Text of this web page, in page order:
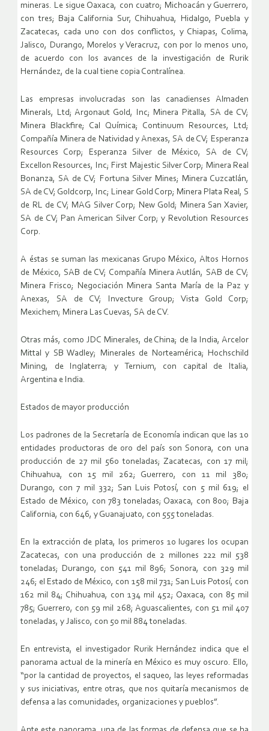
mineras. Le sigue Oaxaca, con cuatro; Michoacán y Guerrero,
con tres; Baja California Sur, Chihuahua, Hidalgo, Puebla y
Zacatecas, cada uno con dos conflictos, y Chiapas, Colima,
Jalisco, Durango, Morelos y Veracruz, con por lo menos uno,
de acuerdo con los avances de la investigación de Rurik
Hernández, de la cual tiene copia Contralínea.
Las empresas involucradas son las canadienses Almaden
Minerals, Ltd; Argonaut Gold, Inc; Minera Pitalla, SA de CV;
Minera Blackfire; Cal Química; Continuum Resources, Ltd;
Compañía Minera de Natividad y Anexas, SA de CV; Esperanza
Resources Corp; Esperanza Silver de México, SA de CV;
Excellon Resources, Inc; First Majestic Silver Corp; Minera Real
Bonanza, SA de CV; Fortuna Silver Mines; Minera Cuzcatlán,
SA de CV; Goldcorp, Inc; Linear Gold Corp; Minera Plata Real, S
de RL de CV; MAG Silver Corp; New Gold; Minera San Xavier,
SA de CV; Pan American Silver Corp; y Revolution Resources
Corp.
A éstas se suman las mexicanas Grupo México, Altos Hornos
de México, SAB de CV; Compañía Minera Autlán, SAB de CV;
Minera Frisco; Negociación Minera Santa María de la Paz y
Anexas, SA de CV; Invecture Group; Vista Gold Corp;
Mexichem; Minera Las Cuevas, SA de CV.
Otras más, como JDC Minerales, de China; de la India, Arcelor
Mittal y SB Wadley; Minerales de Norteamérica; Hochschild
Mining, de Inglaterra; y Ternium, con capital de Italia,
Argentina e India.
Estados de mayor producción
Los padrones de la Secretaría de Economía indican que las 10
entidades productoras de oro del país son Sonora, con una
producción de 27 mil 560 toneladas; Zacatecas, con 17 mil;
Chihuahua, con 15 mil 262; Guerrero, con 11 mil 380;
Durango, con 7 mil 332; San Luis Potosí, con 5 mil 619; el
Estado de México, con 783 toneladas; Oaxaca, con 800; Baja
California, con 646, y Guanajuato, con 555 toneladas.
En la extracción de plata, los primeros 10 lugares los ocupan
Zacatecas, con una producción de 2 millones 222 mil 538
toneladas; Durango, con 541 mil 896; Sonora, con 329 mil
246; el Estado de México, con 158 mil 731; San Luis Potosí, con
162 mil 84; Chihuahua, con 134 mil 452; Oaxaca, con 85 mil
785; Guerrero, con 59 mil 268; Aguascalientes, con 51 mil 407
toneladas, y Jalisco, con 50 mil 884 toneladas.
En entrevista, el investigador Rurik Hernández indica que el
panorama actual de la minería en México es muy oscuro. Ello,
“por la cantidad de proyectos, el saqueo, las leyes reformadas
y sus iniciativas, entre otras, que nos quitaría mecanismos de
defensa a las comunidades, organizaciones y pueblos”.